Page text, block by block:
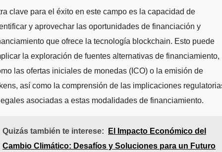
clave para el éxito en este campo es la capacidad de
y aprovechar las oportunidades de financiación y
que ofrece la tecnología blockchain. Esto puede
la exploración de fuentes alternativas de financiamiento,
las ofertas iniciales de monedas (ICO) o la emisión de
así como la comprensión de las implicaciones
asociadas a estas modalidades de financiamiento.
Quizás también te interese:
El Impacto Económico del
Cambio Climático: Desafíos y Soluciones para un Futuro